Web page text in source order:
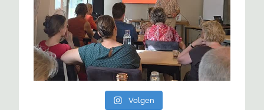
Volgen